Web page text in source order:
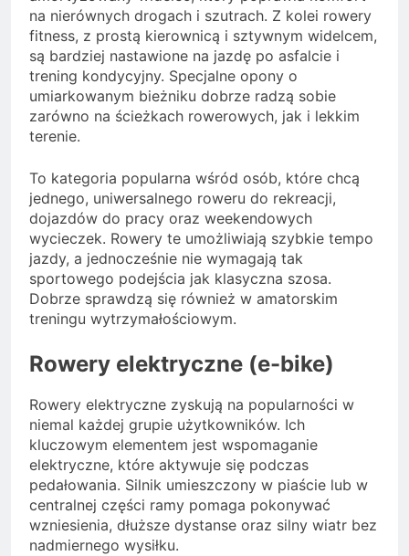
na nierównych drogach i szutrach. Z kolei rowery
fitness, z prostą kierownicą i sztywnym widelcem,
są bardziej nastawione na jazdę po asfalcie i
trening kondycyjny. Specjalne opony o
umiarkowanym bieżniku dobrze radzą sobie
zarówno na ścieżkach rowerowych, jak i lekkim
terenie.
To kategoria popularna wśród osób, które chcą
jednego, uniwersalnego roweru do rekreacji,
dojazdów do pracy oraz weekendowych
wycieczek. Rowery te umożliwiają szybkie tempo
jazdy, a jednocześnie nie wymagają tak
sportowego podejścia jak klasyczna szosa.
Dobrze sprawdzą się również w amatorskim
treningu wytrzymałościowym.
Rowery elektryczne (e-bike)
Rowery elektryczne zyskują na popularności w
niemal każdej grupie użytkowników. Ich
kluczowym elementem jest wspomaganie
elektryczne, które aktywuje się podczas
pedałowania. Silnik umieszczony w piaście lub w
centralnej części ramy pomaga pokonywać
wzniesienia, dłuższe dystanse oraz silny wiatr bez
nadmiernego wysiłku.